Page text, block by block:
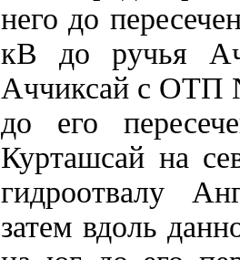
него до
кВ до ручья
Аччиксай с ОТП
до его
Курташсай на
гидроотвалу
затем вдоль